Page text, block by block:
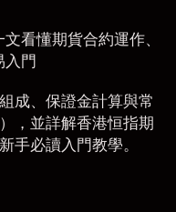
看懂期貨合約運作、
入門
成、保證金計算與常
，並詳解香港恒指期
手必讀入門教學。